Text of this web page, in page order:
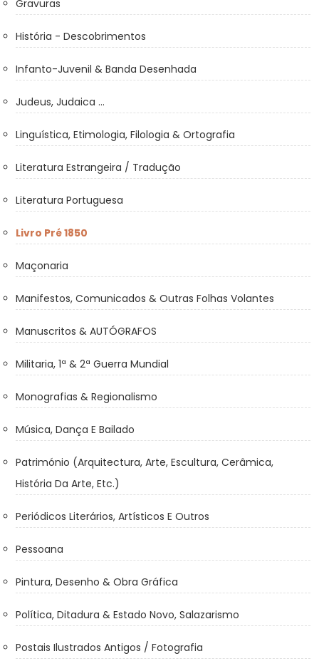
Gravuras
História - Descobrimentos
Infanto-Juvenil & Banda Desenhada
Judeus, Judaica ...
Linguística, Etimologia, Filologia & Ortografia
Literatura Estrangeira / Tradução
Literatura Portuguesa
Livro Pré 1850
Maçonaria
Manifestos, Comunicados & Outras Folhas Volantes
Manuscritos & AUTÓGRAFOS
Militaria, 1ª & 2ª Guerra Mundial
Monografias & Regionalismo
Música, Dança E Bailado
Património (Arquitectura, Arte, Escultura, Cerâmica,
História Da Arte, Etc.)
Periódicos Literários, Artísticos E Outros
Pessoana
Pintura, Desenho & Obra Gráfica
Política, Ditadura & Estado Novo, Salazarismo
Postais Ilustrados Antigos / Fotografia